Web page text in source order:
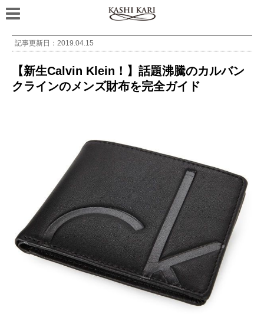
記事更新日： 2019.04.15
【新生Calvin Klein！】話題沸騰のカルバン
クラインのメンズ財布を完全ガイド